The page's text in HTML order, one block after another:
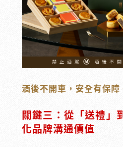
酒後不開車，安全有保障
關鍵三：從「送禮」
化品牌溝通價值